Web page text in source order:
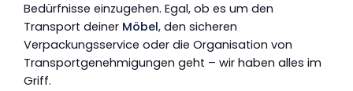
Bedürfnisse einzugehen. Egal, ob es um den
Transport deiner Möbel, den sicheren
Verpackungsservice oder die Organisation von
Transportgenehmigungen geht – wir haben alles im
Griff.